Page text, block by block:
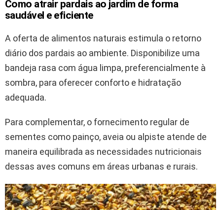
Como atrair pardais ao jardim de forma
saudável e eficiente
A oferta de alimentos naturais estimula o retorno
diário dos pardais ao ambiente. Disponibilize uma
bandeja rasa com água limpa, preferencialmente à
sombra, para oferecer conforto e hidratação
adequada.
Para complementar, o fornecimento regular de
sementes como painço, aveia ou alpiste atende de
maneira equilibrada as necessidades nutricionais
dessas aves comuns em áreas urbanas e rurais.